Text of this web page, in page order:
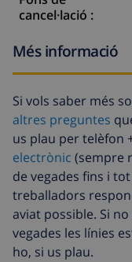
cancel·lació :
Més informació
Si vols saber més
altres preguntes
us plau per telèfon
electrònic (sempre
de vegades fins i
treballadors
aviat possible. Si
vegades les línies
ho, si us plau.